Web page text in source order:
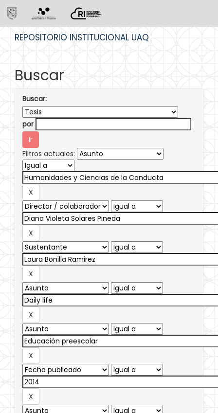
REPOSITORIO INSTITUCIONAL UAQ
Buscar
Buscar:
por
Filtros actuales: